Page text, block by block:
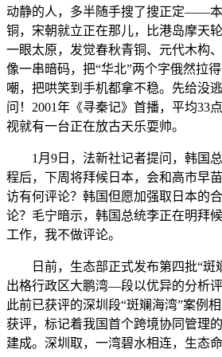
动静的人，多半随手搜了搜正定——
铜，宋朝就立正在那儿，比港岛摩天
一眼太原，发觉春秋青铜、元代木构
像一串暗码，把“华北”两个字俄然拉
嘲，把哄笑到手机都拿不稳。先给没
问！2001年《寻秦记》首播，平均33
视就有一台正在放古天乐耍帅。
1月9日，法新社记者提问，韩国总
程后，下周将拜候日本，会和高市早
访有何评论？韩国但愿加强取日本的
论？毛宁暗示，韩国总统李正在明拜
工作，我不做评论。
日前，生态部正式发布第四批“斑斓
出格行政区大鹏湾—段以优异的分析
此前已获评的深圳段“斑斓海湾”案例
获评，标记着我国首个跨境协同管理
建成。深圳取，一湾碧水相连，生态命